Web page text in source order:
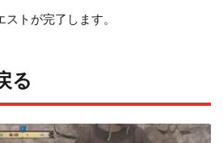
トが完了します。
る